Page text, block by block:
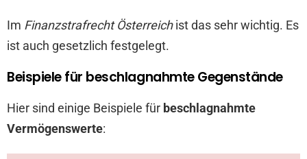
Im Finanzstrafrecht Österreichist das sehr wichtig. Es
ist auch gesetzlich festgelegt.
Beispiele für beschlagnahmte Gegenstände
Hier sind einige Beispiele für beschlagnahmte
Vermögenswerte: